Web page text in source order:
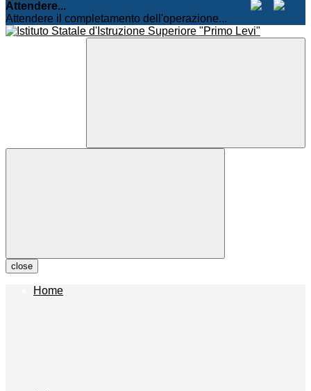
Attendere...
Attendere il completamento dell'operazione...
close
Home